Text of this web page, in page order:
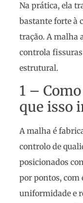
Na prática, ela
bastante forte à
tração. A malha
controla
estrutural.
1 –
que isso
A malha é
controlo de
posicionados
por pontos, com
uniformidade e